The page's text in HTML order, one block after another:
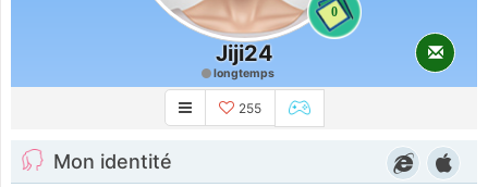
0
Jiji24
longtemps
255
Mon identité